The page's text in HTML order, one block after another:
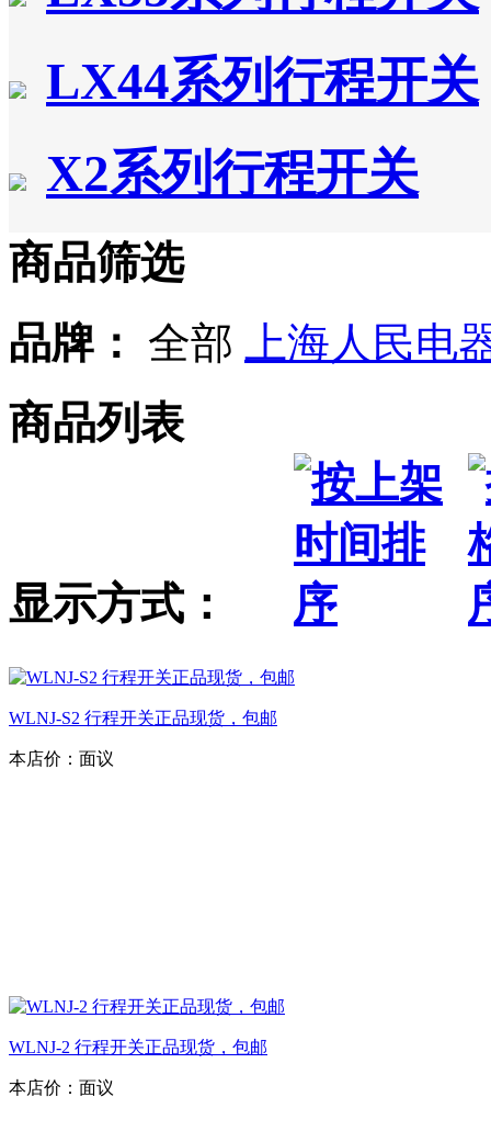
LX44系列行程开关
X2系列行程开关
商品筛选
品牌： 全部 上海人民电
商品列表
显示方式：
WLNJ-S2 行程开关正品现货，包邮
本店价： 面议
WLNJ-2 行程开关正品现货，包邮
本店价： 面议